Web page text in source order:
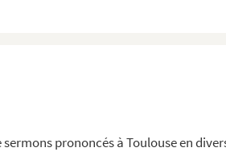
domo fratr...
sua Universit...
Minorum Universitati s...
sermons prononcés à Toulouse en